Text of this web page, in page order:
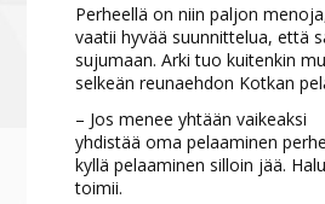
Perheellä on niin paljon
vaatii hyvää suunnittelua, että
sujumaan. Arki tuo kuitenkin
selkeän reunaehdon Kotkan
– Jos menee yhtään vaikeaksi
yhdistää oma pelaaminen
kyllä pelaaminen silloin jää.
toimii.